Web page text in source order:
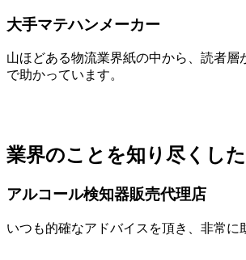
大手マテハンメーカー
山ほどある物流業界紙の中から、読者
で助かっています。
業界のことを知り尽くし
アルコール検知器販売代理店
いつも的確なアドバイスを頂き、非常に